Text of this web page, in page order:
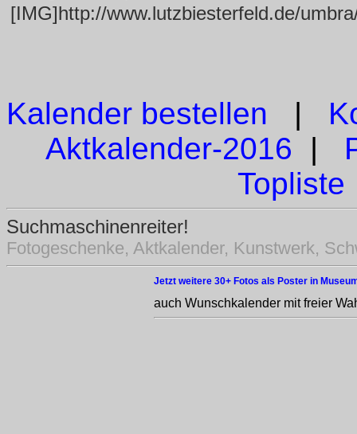
[IMG]http://www.lutzbiesterfeld.de/
Kalender bestellen |
Aktkalender-2016 |
Topliste
Suchmaschinenreiter!
Fotogeschenke, Aktkalender, Kunstwerk,
Jetzt weitere 30+ Fotos als Poster in
auch Wunschkalender mit freier